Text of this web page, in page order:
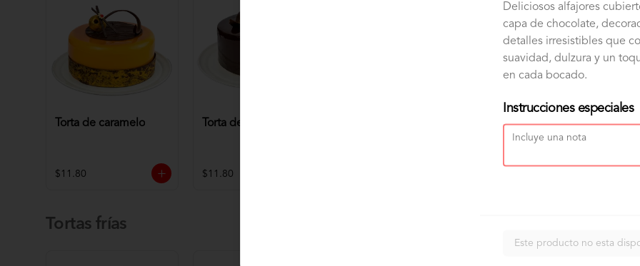
Torta de caramelo
$11.80
Torta de chocolate
$11.80
Tortas frías
Deliciosos alfajores
capa de chocolate,
detalles irresistibles que
suavidad, dulzura y un
en cada bocado.
Instrucciones especiales
Este producto no esta